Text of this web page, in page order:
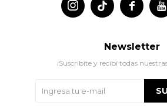
 

Newsletter
¡Suscribite y recibí todas